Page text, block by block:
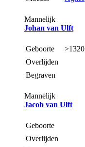
Mannelijk
Johan van Ulft
Geboorte
>1320
Overlijden
Begraven
Mannelijk
Jacob van Ulft
Geboorte
Overlijden